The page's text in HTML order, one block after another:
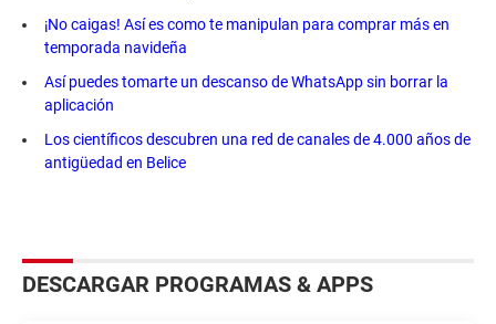
¡No caigas! Así es como te manipulan para comprar más en
temporada navideña
Así puedes tomarte un descanso de WhatsApp sin borrar la
aplicación
Los científicos descubren una red de canales de 4.000 años de
antigüedad en Belice
DESCARGAR PROGRAMAS & APPS